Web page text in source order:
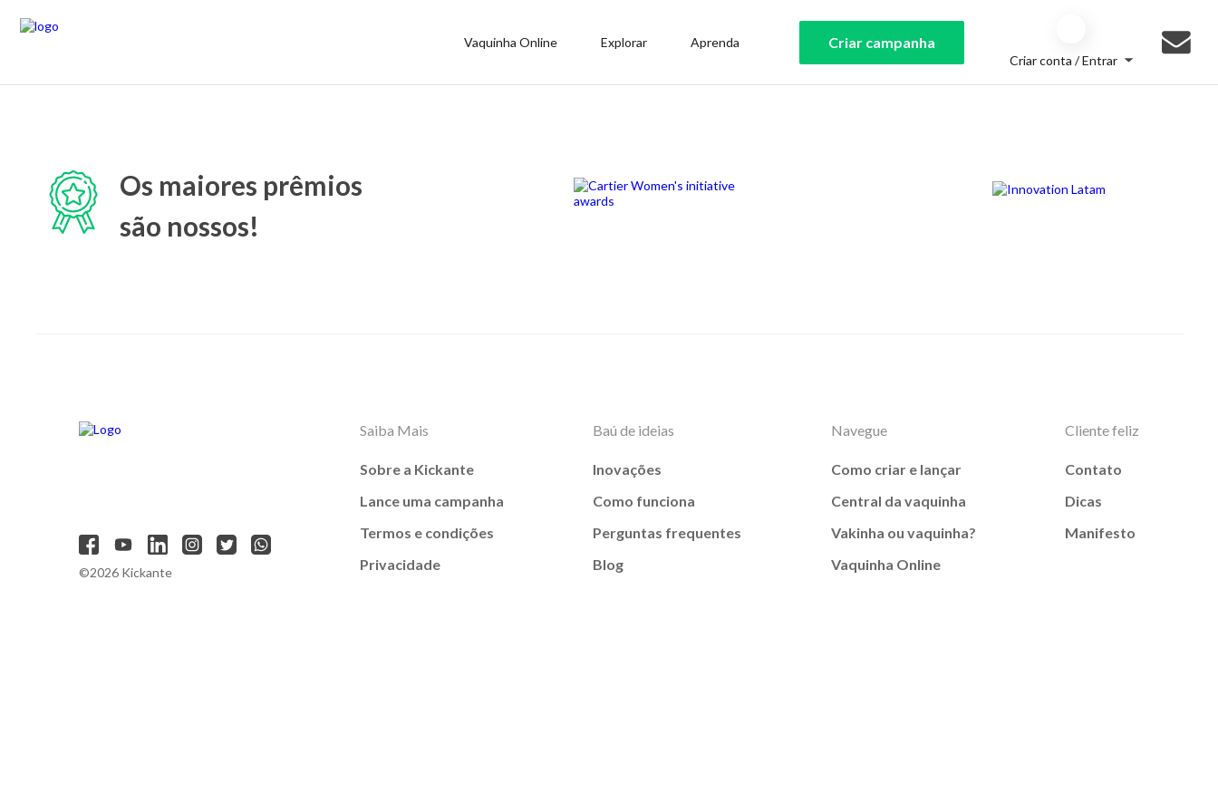
Vaquinha Online Explorar Aprenda Criar campanha
Criar conta / Entrar
Os maiores prêmios
são nossos!
©2026 Kickante
Saiba Mais
Sobre a Kickante
Lance uma campanha
Termos e condições
Privacidade
Baú de ideias
Inovações
Como funciona
Perguntas frequentes
Blog
Navegue
Como criar e lançar
Central da vaquinha
Vakinha ou vaquinha?
Vaquinha Online
Cliente feliz
Contato
Dicas
Manifesto